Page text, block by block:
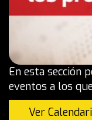
En esta sección
eventos a los
Ver